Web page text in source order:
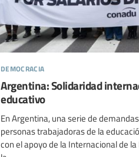
democracia
Argentina: Solidaridad
educativo
En Argentina, una serie de
personas trabajadoras de la
con el apoyo de la Internacional de